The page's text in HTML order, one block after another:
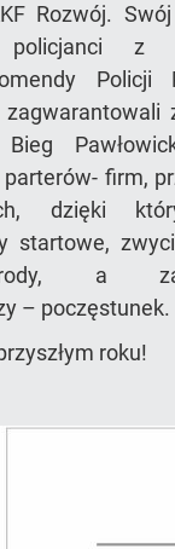
Rozwój.
z
Policji
Bieg
firm,
dzięki
startowe,
a
– poczęstunek.
roku!